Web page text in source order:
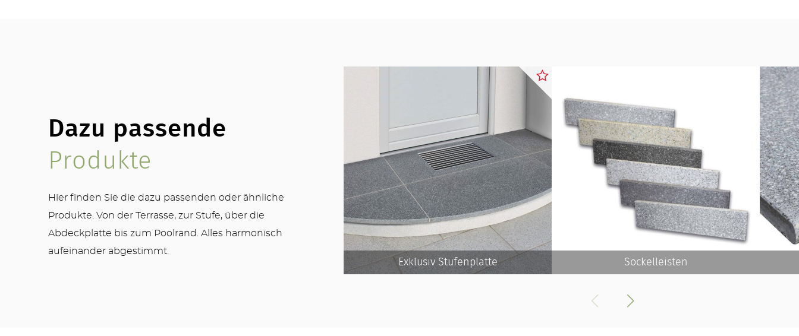
Dazu passende
Produkte
Hier finden Sie die dazu passenden oder ähnliche
Produkte. Von der Terrasse, zur Stufe, über die
Abdeckplatte bis zum Poolrand. Alles harmonisch
aufeinander abgestimmt.
Exklusiv Stufenplatte Sockelleisten